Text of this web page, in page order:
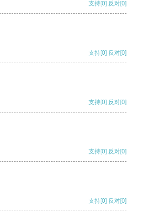
支持[0] 反对[0]
支持[0] 反对[0]
支持[0] 反对[0]
支持[0] 反对[0]
支持[0] 反对[0]